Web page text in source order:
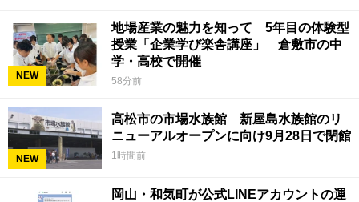
NEW
地場産業の魅力を知って 5年目の体験型
授業「企業学び楽舎講座」 倉敷市の中
学・高校で開催
58分前
NEW
高松市の市場水族館 新屋島水族館のリ
ニューアルオープンに向け9月28日で閉館
1時間前
岡山・和気町が公式LINEアカウントの運